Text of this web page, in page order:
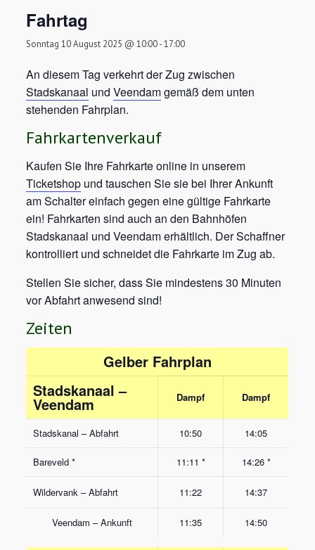
Fahrtag
Sonntag 10 August 2025 @ 10:00-17:00
An diesem Tag verkehrt der Zug zwischen
Stadskanaal undVeendamgemäß dem unten
stehenden Fahrplan.
Fahrkartenverkauf
Kaufen Sie Ihre Fahrkarte online in unserem
Ticketshop und tauschen Sie sie bei Ihrer Ankunft
am Schalter einfach gegen eine gültige Fahrkarte
ein! Fahrkarten sind auch an den Bahnhöfen
Stadskanaal und Veendam erhältlich. Der Schaffner
kontrolliert und schneidet die Fahrkarte im Zug ab.
Stellen Sie sicher, dass Sie mindestens 30 Minuten
vor Abfahrt anwesend sind!
Zeiten
Gelber Fahrplan
Stadskanaal –
Veendam Dampf Dampf
Stadskanal – Abfahrt 10:50 14:05
Bareveld * 11:11 * 14:26 *
Wildervank – Abfahrt 11:22 14:37
Veendam – Ankunft 11:35 14:50